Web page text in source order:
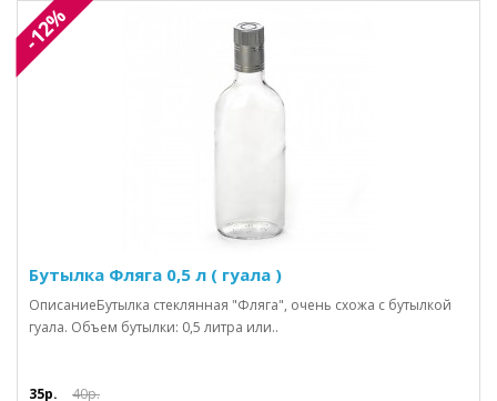
-12%
Бутылка Фляга 0,5 л ( гуала )
ОписаниеБутылка стеклянная "Фляга", очень схожа с бутылкой
гуала. Объем бутылки: 0,5 литра или..
35р. 40р.